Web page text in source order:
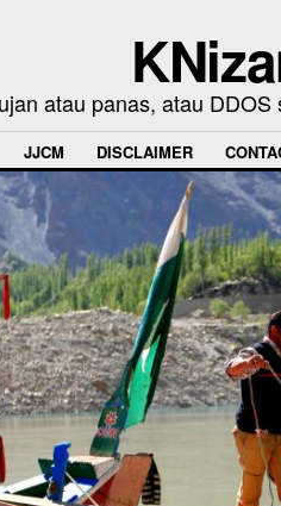
atau panas, atau
JJCM DISCLAIMER